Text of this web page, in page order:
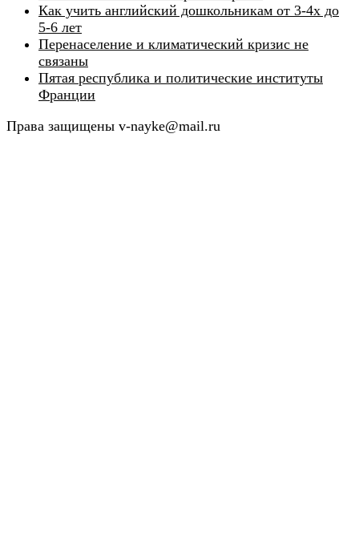
Как учить английский дошкольникам от 3-4х до
5-6 лет
Перенаселение и климатический кризис не
связаны
Пятая республика и политические институты
Франции
Права защищены v-nayke@mail.ru